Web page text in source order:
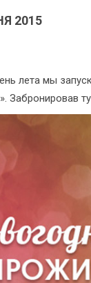
2015
лета мы